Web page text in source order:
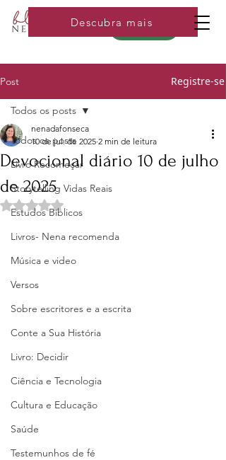
Loja
Descubra mais
Post Registre-se
Todos os posts
Livro Recomeçar
Storytelling Vidas Reais
Estudos Bíblicos
Livros- Nena recomenda
Música e video
Versos
Sobre escritores e a escrita
Conte a Sua História
Livro: Decidir
Ciência e Tecnologia
Cultura e Educação
Saúde
Testemunhos de fé
Todos os posts
Devocional diário 10 de julho
de 2025
nenadafonseca
10 de jul. de 2025 2 min de leitura
Avaliado com NaN de 5 estrelas.